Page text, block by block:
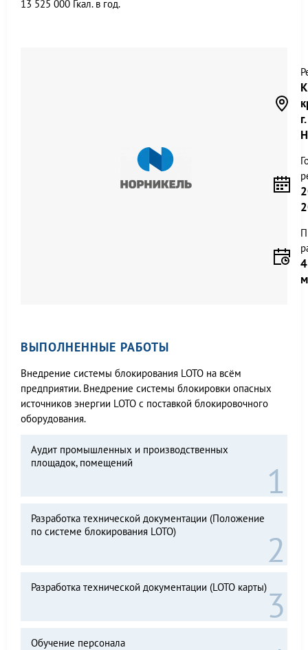
13 525 000 Гкал. в год.
г.
ВЫПОЛНЕННЫЕ РАБОТЫ
Внедрение системы блокирования LOTO на всём
предприятии. Внедрение системы блокировки опасных
источников энергии LOTO с поставкой блокировочного
оборудования.
Аудит промышленных и производственных
площадок, помещений
Разработка технической документации (Положение
по системе блокирования LOTO)
Разработка технической документации (LOTO карты)
Обучение персонала